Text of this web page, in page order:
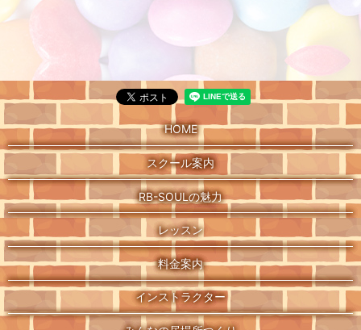
HOME
スクール案内
RB-SOULの魅力
レッスン
料金案内
インストラクター